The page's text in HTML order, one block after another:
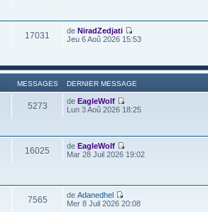
17031 deNiradZedjati
Jeu 6 Aoû 2026 15:53
MESSAGES DERNIER MESSAGE
5273 deEagleWolf
Lun 3 Aoû 2026 18:25
16025 deEagleWolf
Mar 28 Juil 2026 19:02
7565 deAdanedhel
Mer 8 Juil 2026 20:08